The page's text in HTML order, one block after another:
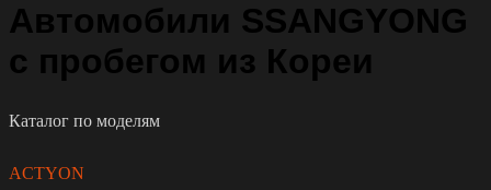
Автомобили SSANGYONG
с пробегом из Кореи
Каталог по моделям
ACTYON